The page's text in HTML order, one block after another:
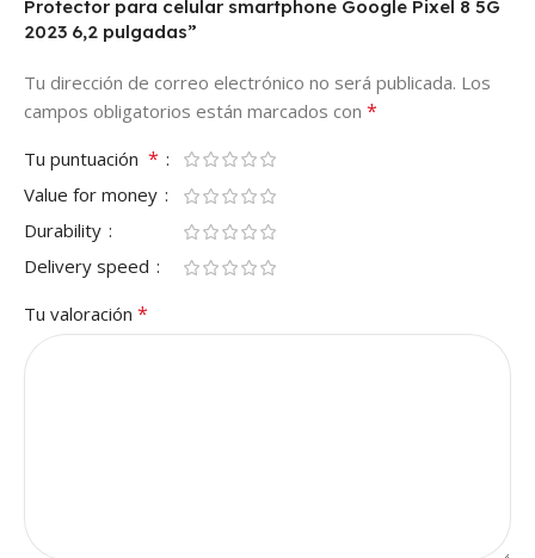
Protector para celular smartphone Google Pixel 8 5G
2023 6,2 pulgadas”
Tu dirección de correo electrónico no será publicada. Los
campos obligatorios están marcados con *
Tu puntuación *
Value for money
Durability
Delivery speed
Tu valoración *